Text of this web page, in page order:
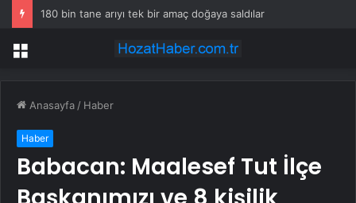
180 bin tane arıyı tek bir amaç doğaya saldılar
Menü
Anasayfa / Haber
Haber
Babacan: Maalesef Tut İlçe